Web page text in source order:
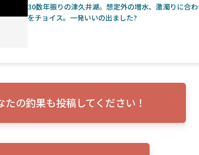
30数年振りの津久井湖。想定外の増水、激濁りに合
をチョイス。一発いいの出ました?
たの釣果も投稿してください！
7/9インチ トリプルショ
ローランス イーグルア
ンプレ！ガーミンとの
たします